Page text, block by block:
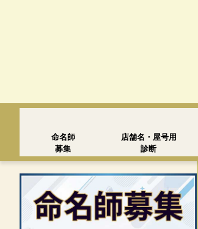
命名師
募集
店舗名・屋号用
診断